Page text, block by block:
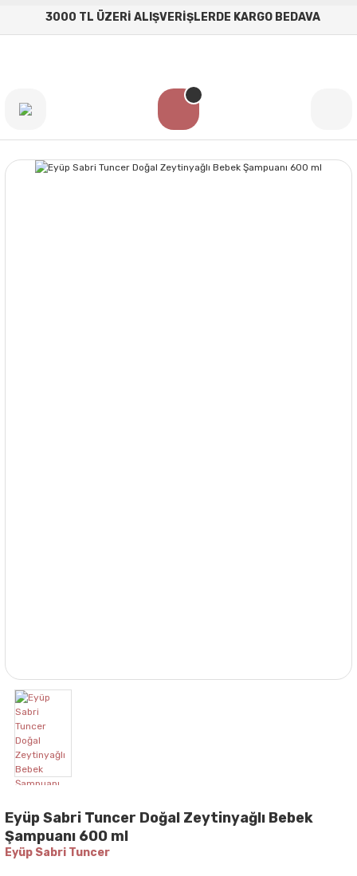
3000 TL ÜZERİ ALIŞVERİŞLERDE KARGO BEDAVA
Eyüp Sabri Tuncer Doğal Zeytinyağlı Bebek
Şampuanı 600 ml
Eyüp Sabri Tuncer